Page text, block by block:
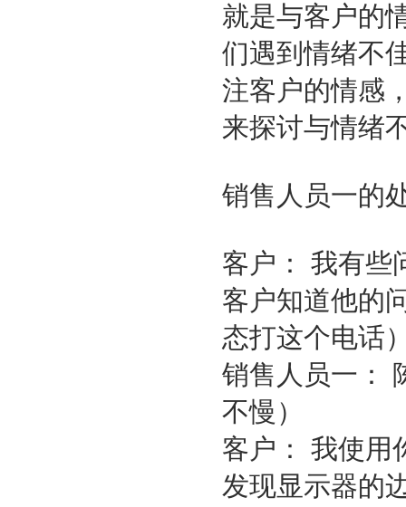
就是与客户的
们遇到情绪不
注客户的情感
来探讨与情绪
销售人员一的
客户： 我有些
客户知道他的
态打这个电话
销售人员一：
不慢）
客户： 我使用
发现显示器的